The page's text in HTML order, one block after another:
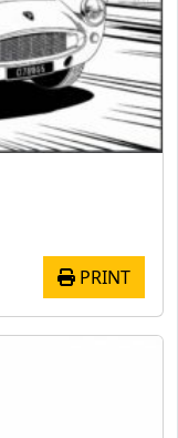
PRINT